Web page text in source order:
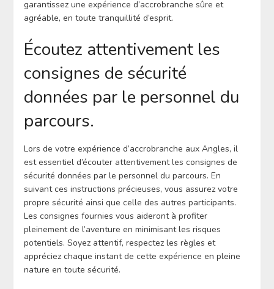
garantissez une expérience d’accrobranche sûre et
agréable, en toute tranquillité d’esprit.
Écoutez attentivement les
consignes de sécurité
données par le personnel du
parcours.
Lors de votre expérience d’accrobranche aux Angles, il
est essentiel d’écouter attentivement les consignes de
sécurité données par le personnel du parcours. En
suivant ces instructions précieuses, vous assurez votre
propre sécurité ainsi que celle des autres participants.
Les consignes fournies vous aideront à profiter
pleinement de l’aventure en minimisant les risques
potentiels. Soyez attentif, respectez les règles et
appréciez chaque instant de cette expérience en pleine
nature en toute sécurité.